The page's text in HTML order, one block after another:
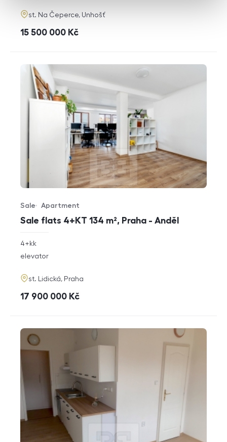
adresa
st. Na Čeperce, Unhošť
cena
15 500 000 Kč
Sale flats 4+KT 134 m², Praha - Anděl
Offer type
Sale
Property type
Apartment
rozměry
4+kk
funkce
elevator
adresa
st. Lidická, Praha
cena
17 900 000 Kč